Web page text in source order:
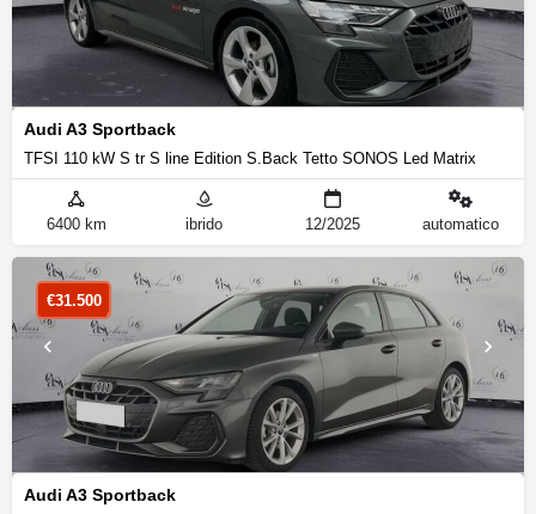
Audi A3 Sportback
TFSI 110 kW S tr S line Edition S.Back Tetto SONOS Led Matrix
6400 km ibrido 12/2025 automatico
Audi A3 Sportback
€31.500